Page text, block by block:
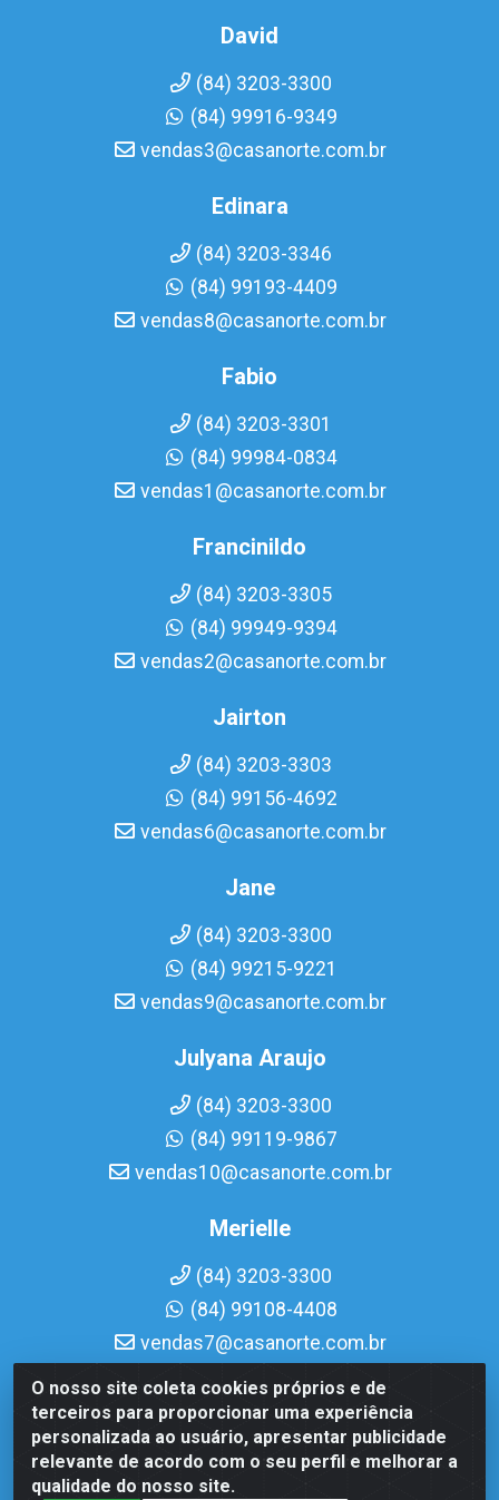
O nosso site coleta cookies próprios e de
terceiros para proporcionar uma experiência
personalizada ao usuário, apresentar publicidade
relevante de acordo com o seu perfil e melhorar a
qualidade do nosso site.
David
(84) 3203-3300
(84) 99916-9349
vendas3@casanorte.com.br
Edinara
(84) 3203-3346
(84) 99193-4409
vendas8@casanorte.com.br
Fabio
(84) 3203-3301
(84) 99984-0834
vendas1@casanorte.com.br
Francinildo
(84) 3203-3305
(84) 99949-9394
vendas2@casanorte.com.br
Jairton
(84) 3203-3303
(84) 99156-4692
vendas6@casanorte.com.br
Jane
(84) 3203-3300
(84) 99215-9221
vendas9@casanorte.com.br
Julyana Araujo
(84) 3203-3300
(84) 99119-9867
vendas10@casanorte.com.br
Merielle
(84) 3203-3300
(84) 99108-4408
vendas7@casanorte.com.br
Casa Norte LTDA - Av. Interventor Mário Câmara, 1815 -
Dix-Sept Rosado, Natal/RN - CEP 59054-600 - CNPJ
08.713.513/0001-51